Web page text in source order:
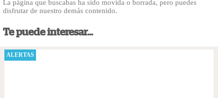
La página que buscabas ha sido movida o borrada, pero puedes
disfrutar de nuestro demás contenido.
Te puede interesar...
ALERTAS